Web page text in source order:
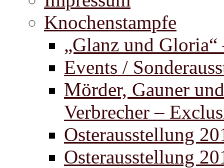
Knochenstampfe
„Glanz und
Events /
Mörder, Gauner
Verbrecher –
Osterausstellung
Osterausstellung